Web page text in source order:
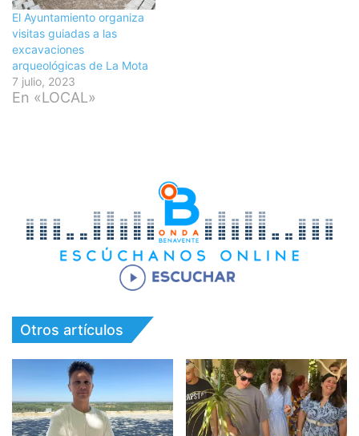
El Ayuntamiento organiza
visitas guiadas a las
excavaciones
arqueológicas de La Mota
7 julio, 2023
En «LOCAL»
Otros artículos